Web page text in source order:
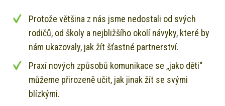
Protože většina z nás jsme nedostali od svých
rodičů, od školy a nejbližšího okolí návyky, které by
nám ukazovaly, jak žít šťastné partnerství.
Praxí nových způsobů komunikace se „jako děti“
můžeme přirozeně učit, jak jinak žít se svými
blízkými.